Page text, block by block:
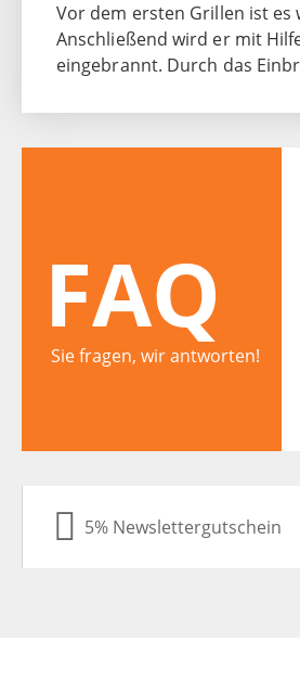
Vor dem ersten Grillen ist
Anschließend wird er mit
eingebrannt. Durch das
FAQ
Sie fragen, wir antworten!
5% Newslettergutschein